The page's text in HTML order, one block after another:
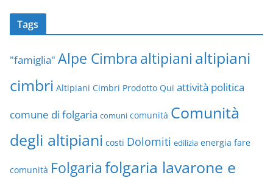
Tags
"famiglia" Alpe Cimbra altipiani altipiani
cimbri Altipiani Cimbri Prodotto Qui attività politica
comune di folgaria comuni comunità Comunità
degli altipiani costi Dolomiti edilizia energia fare
comunità Folgariafolgaria lavarone e